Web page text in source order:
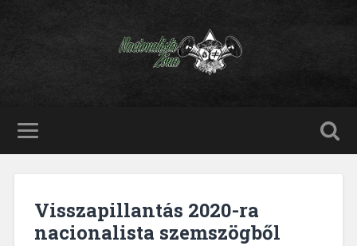
Visszapillantás 2020-ra
nacionalista szemszögből